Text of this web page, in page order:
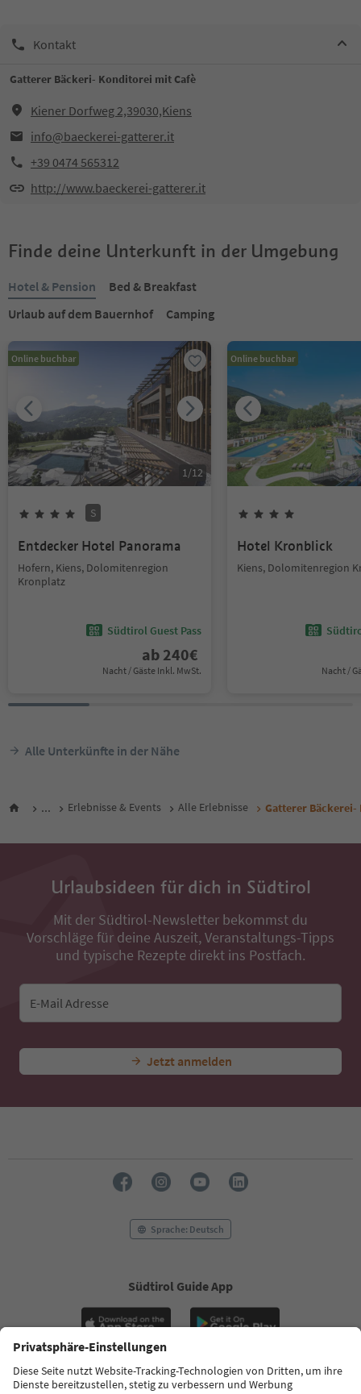
Kontakt
Gatterer Bäckeri- Konditorei mit Cafè
Kiener Dorfweg 2,39030,Kiens
info@baeckerei-gatterer.it
+39 0474 565312
http://www.baeckerei-gatterer.it
Finde deine Unterkunft in der Umgebung
Hotel & Pension
Bed & Breakfast
Urlaub auf dem Bauernhof
Camping
Online buchbar
1/12
S
Entdecker Hotel Panorama
Hofern, Kiens, Dolomitenregion
Kronplatz
Südtirol Guest Pass
ab 240€
Nacht / Gäste Inkl. MwSt.
Online buchbar
Hotel Kronblick
Kiens, Dolomitenregion
Nacht /
Alle Unterkünfte in der Nähe
... Erlebnisse & Events Alle Erlebnisse Gatterer
Urlaubsideen für dich in Südtirol
Mit der Südtirol-Newsletter bekommst du
Vorschläge für deine Auszeit, Veranstaltungs-Tipps
und typische Rezepte direkt ins Postfach.
E-Mail Adresse
Jetzt anmelden
Sprache: Deutsch
Südtirol Guide App
FAQ Kontakt Presse MICE Datenschutzerklärung